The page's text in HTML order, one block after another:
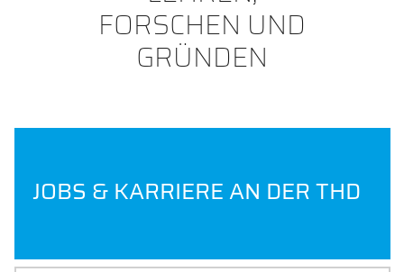
FORSCHEN UND
GRÜNDEN
JOBS & KARRIERE AN DER THD